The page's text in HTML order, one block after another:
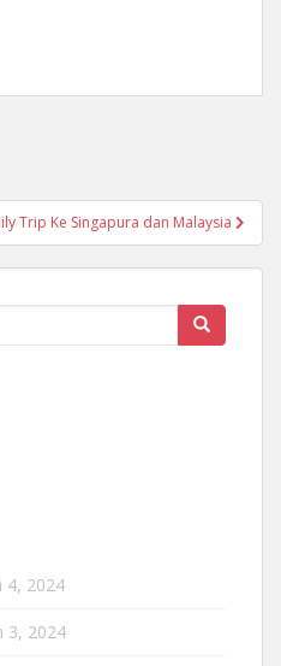
Trip Ke Singapura dan Malaysia
4, 2024
3, 2024